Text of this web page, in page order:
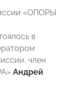
«ОПОРЫ
в
член
Андрей